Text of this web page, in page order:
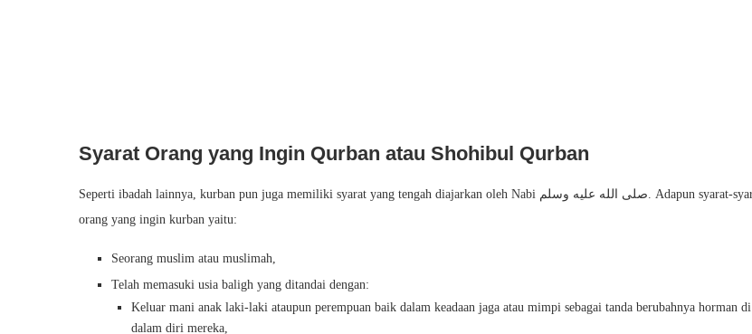
Syarat Orang yang Ingin Qurban atau Shohibul Qurban
Seperti ibadah lainnya, kurban pun juga memiliki syarat yang tengah diajarkan oleh Nabi صلى الله عليه وسلم. Adapun syarat-syarat
orang yang ingin kurban yaitu:
Seorang muslim atau muslimah,
Telah memasuki usia baligh yang ditandai dengan:
Keluar mani anak laki-laki ataupun perempuan baik dalam keadaan jaga atau mimpi sebagai tanda berubahnya horman di
dalam diri mereka,